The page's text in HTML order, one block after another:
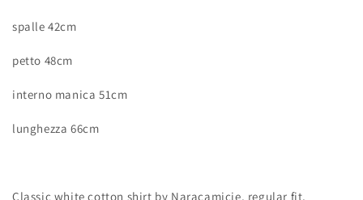
spalle 42cm
petto 48cm
interno manica 51cm
lunghezza 66cm
Classic white cotton shirt by Naracamicie, regular fit,